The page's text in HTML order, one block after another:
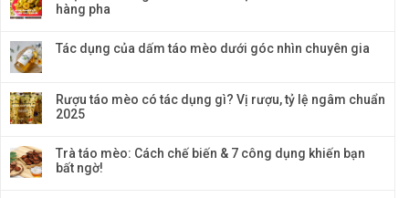
hàng pha
Tác dụng của dấm táo mèo dưới góc nhìn chuyên gia
Rượu táo mèo có tác dụng gì? Vị rượu, tỷ lệ ngâm chuẩn
2025
Trà táo mèo: Cách chế biến & 7 công dụng khiến bạn
bất ngờ!